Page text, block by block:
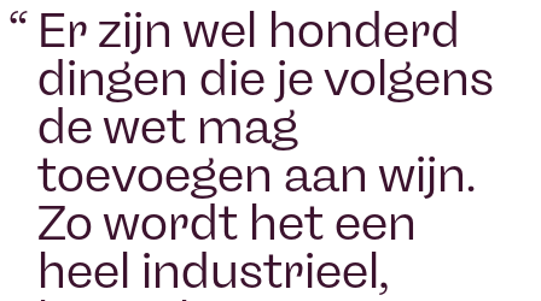
“ Er zijn wel honderd
dingen die je volgens
de wet mag
toevoegen aan wijn.
Zo wordt het een
heel industrieel,